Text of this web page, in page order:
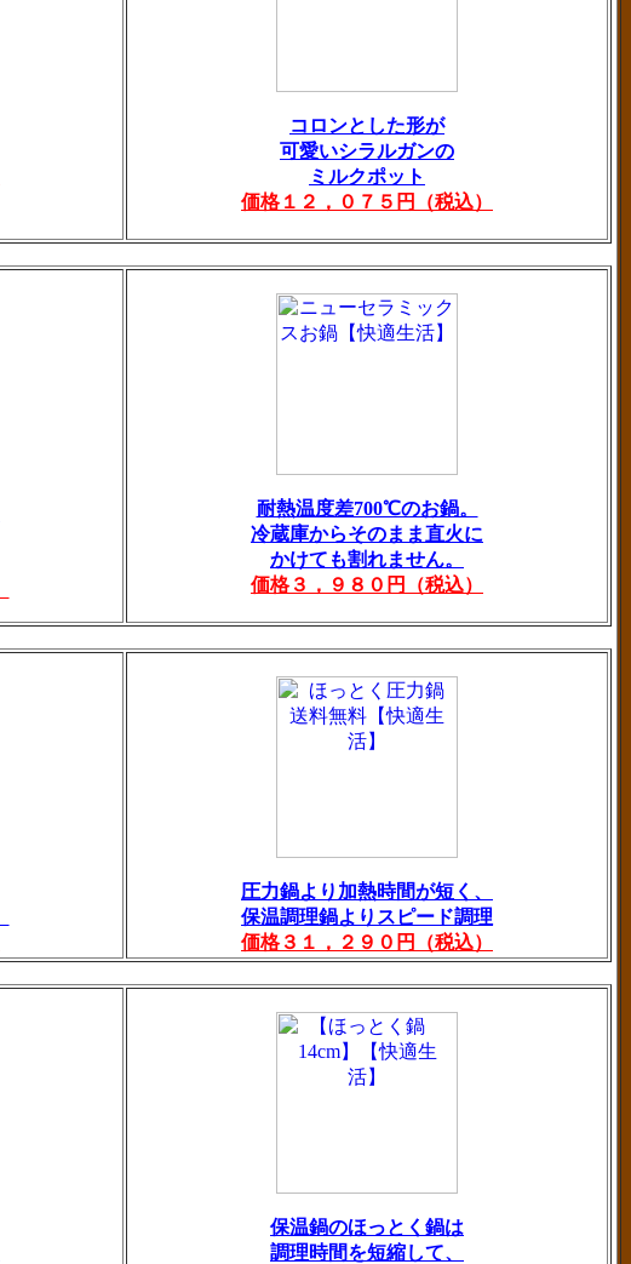
コロンとした形が
可愛いシラルガンの
ミルクポット
価格１２，０７５円（税込）
耐熱温度差700℃のお鍋。
冷蔵庫からそのまま直火に
かけても割れません。
価格３，９８０円（税込）
圧力鍋より加熱時間が短く、
保温調理鍋よりスピード調理
価格３１，２９０円（税込）
保温鍋のほっとく鍋は
調理時間を短縮して、